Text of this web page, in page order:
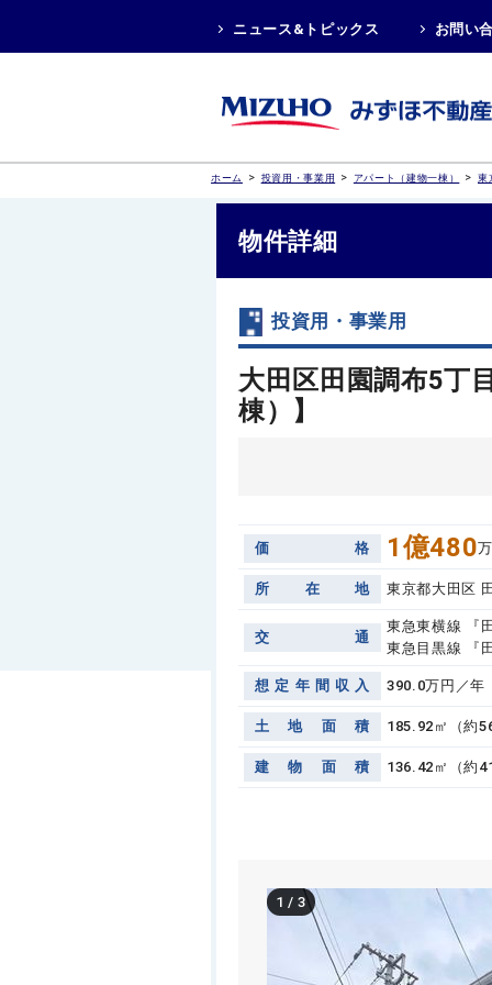
ニュース&トピックス お問い
ホーム > 投資用・事業用 > アパート（建物一棟） > 東
物件詳細
投資用・事業用
大田区田園調布5丁
棟）】
価 格 1億480
所 在 地 東京都大田区
交 通
東急東横線 『
東急目黒線 『
想 定 年 間 収 入 390.0万円／年
土 地 面 積 185.92㎡（約
建 物 面 積 136.42㎡（約
1 /3